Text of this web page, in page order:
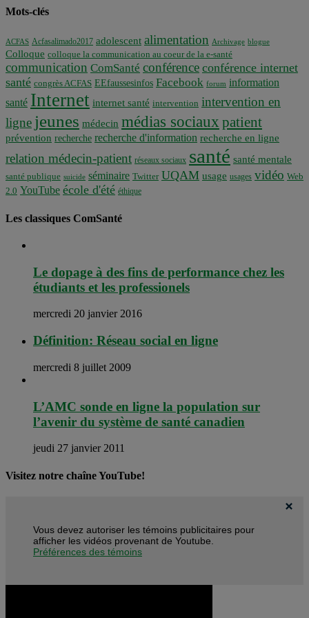
Mots-clés
ACFAS Acfasalimado2017 adolescent alimentation Archivage blogue
Colloque colloque la communication au coeur de la e-santé
communication ComSanté conférence conférence internet
santé congrès ACFAS EEfaussesinfos Facebook forum information
santé Internet internet santé intervention intervention en
ligne jeunes médecin médias sociaux patient
prévention recherche recherche d'information recherche en ligne
relation médecin-patient réseaux sociaux santé santé mentale
santé publique suicide séminaire Twitter UQAM usage usages vidéo Web
2.0 YouTube école d'été éthique
Les classiques ComSanté
Le dopage à des fins de performance chez les
étudiants et les professionels
mercredi 20 janvier 2016
Définition: Réseau social en ligne
mercredi 8 juillet 2009
L’AMC sonde en ligne la population sur
l’avenir du système de santé canadien
jeudi 27 janvier 2011
Visitez notre chaîne YouTube!
Vous devez autoriser les témoins publicitaires pour
afficher les vidéos provenant de Youtube.
Préférences des témoins